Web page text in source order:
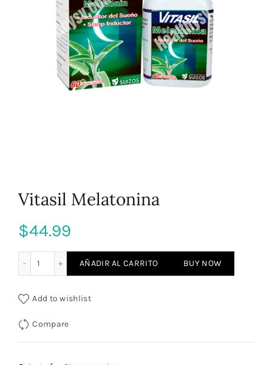
Vitasil Melatonina
$44.99
Vitasil Melatonina cantidad
AÑADIR AL CARRITO BUY NOW
Add to wishlist
Compare